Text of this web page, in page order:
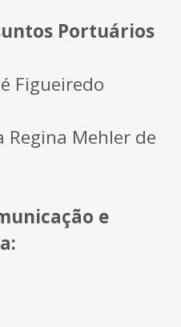
Portuários
Figueiredo
Regina Mehler de
e